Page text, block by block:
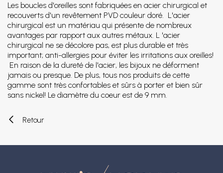
Les boucles d'oreilles sont fabriquées en acier chirurgical et
recouverts d'un revêtement PVD couleur doré. L'acier
chirurgical est un matériau qui présente de nombreux
avantages par rapport aux autres métaux. L 'acier
chirurgical ne se décolore pas, est plus durable et très
important; anti-allergies pour éviter les irritations aux oreilles!
En raison de la dureté de l'acier, les bijoux ne déforment
jamais ou presque. De plus, tous nos produits de cette
gamme sont très confortables et sûrs à porter et bien sûr
sans nickel! Le diamètre du coeur est de 9 mm.
Retour